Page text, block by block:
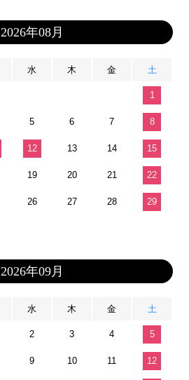
2026年08月
水 木 金 土
1
5 6 7 8
12 13 14 15
19 20 21 22
26 27 28 29
2026年09月
水 木 金 土
2 3 4 5
9 10 11 12